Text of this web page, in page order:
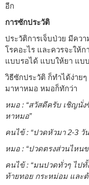
อีก
การซักประวัติ
ประวัติการเจ็บป่วย มีคว
โรคอะไร และควรจะให้
แบบรอได้ แบบให้ยา แบ
วิธีซักประวัติ ก็ทำได้ง่าย
มาหาหมอ หมอก็ทักว่า
หมอ : “สวัสดีครับ เชิญนั่
หาหมอ”
คนไข้ : “ปวดหัวมา 2-3 วั
หมอ : “ปวดตรงส่วนไหน
คนไข้ : “มนปวดทั่วๆ ไป
ท้ายทอย กระหม่อม และ